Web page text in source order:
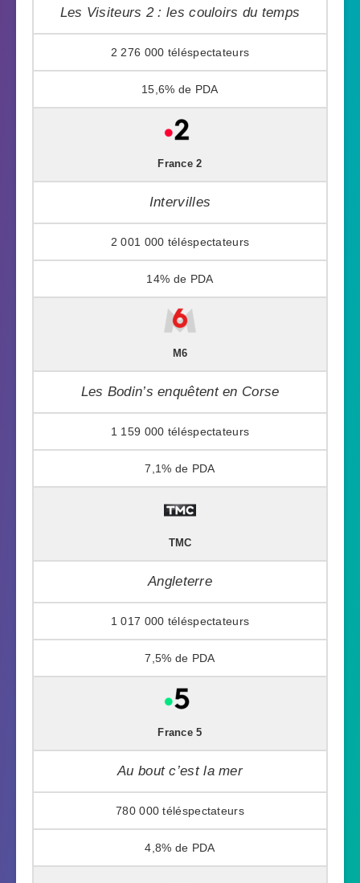
Les Visiteurs 2 : les couloirs du temps
2 276 000
15,6%
France 2
Intervilles
2 001 000
14%
M6
Les Bodin’s enquêtent en Corse
1 159 000
7,1%
TMC
Angleterre
1 017 000
7,5%
France 5
Au bout c’est la mer
780 000
4,8%